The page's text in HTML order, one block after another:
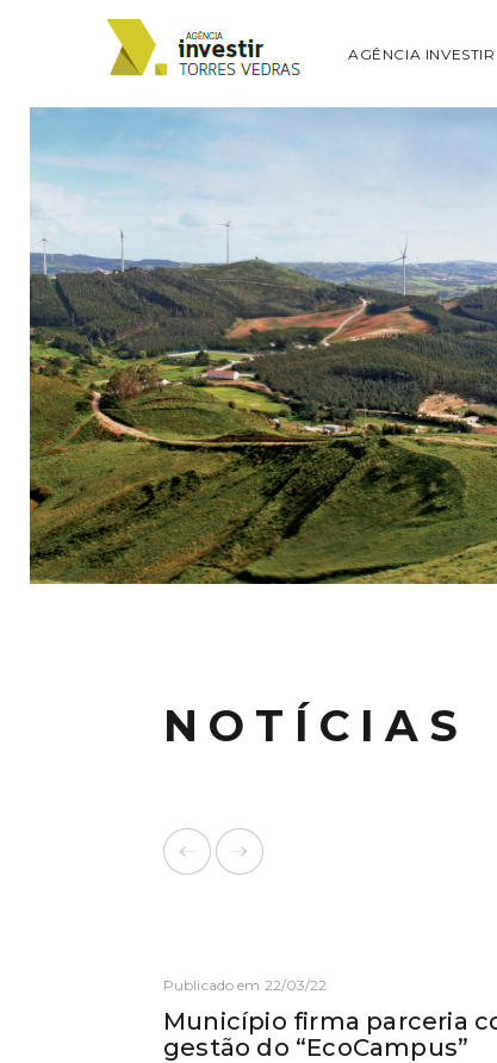
AGÊNCIA INVESTIR
NOTÍCIAS
Publicado em 22/03/22
Município firma parceria
gestão do “EcoCampus”